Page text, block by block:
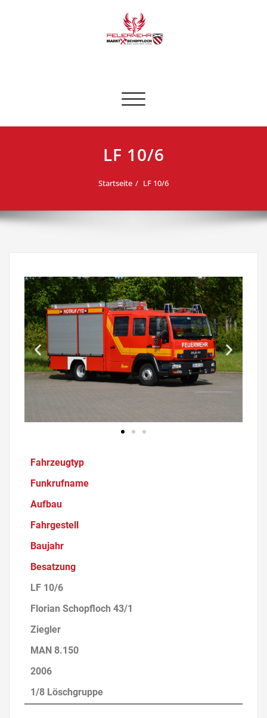
Schalte Navigation
LF 10/6
Startseite LF 10/6
Fahrzeugtyp
Funkrufname
Aufbau
Fahrgestell
Baujahr
Besatzung
LF 10/6
Florian Schopfloch 43/1
Ziegler
MAN 8.150
2006
1/8 Löschgruppe